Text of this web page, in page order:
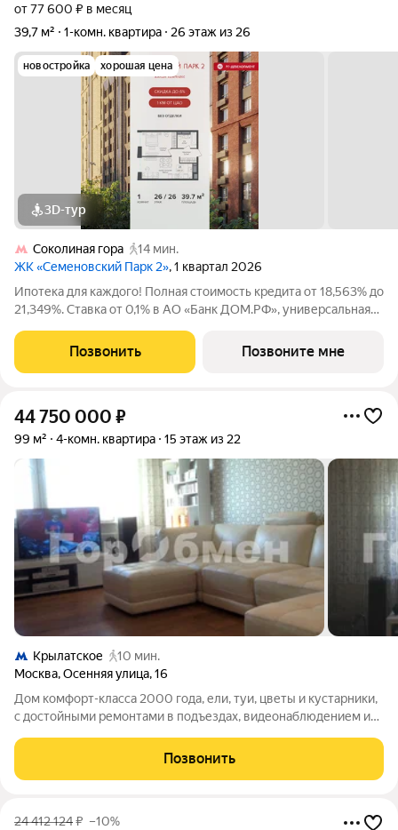
от 77 600 ₽ в месяц
39,7 м²
1-комн. квартира 26 этаж из 26
новостройка хорошая цена
3D-тур
Соколиная гора
14 мин.
ЖК «Семеновский Парк 2», 1 квартал 2026
Ипотека для каждого! Полная стоимость кредита от 18,563% до
21,349%. Ставка от 0,1% в АО «Банк ДОМ.РФ», универсальная
месяцев ставка устанавливается при наличии документа о
компенсации Банку
Позвонить Позвоните мне
44 750 000 ₽
99 м² 4-комн. квартира 15 этаж из 22
Крылатское
10 мин.
Москва,Осенняя улица,16
Дом комфорт-класса 2000 года, ели, туи, цветы и кустарники,
с достойными ремонтами в подъездах, видеонаблюдением и
мягкими покрытиями. Квартира с шикарными видами на запад -
панорама горизонт
Позвонить
24 412 124₽ –10%